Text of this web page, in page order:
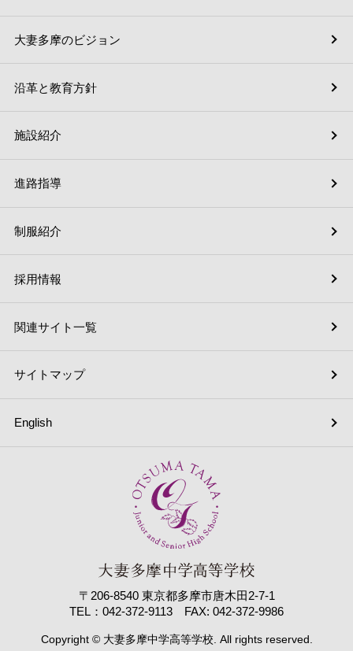
施設紹介
採用情報
English
大妻多摩のビジョン
進路指導
関連サイト一覧
沿革と教育方針
制服紹介
サイトマップ
〒206-8540 東京都多摩市唐木田2-7-1
TEL：042-372-9113 FAX: 042-372-9986
Copyright © 大妻多摩中学高等学校. All rights reserved.